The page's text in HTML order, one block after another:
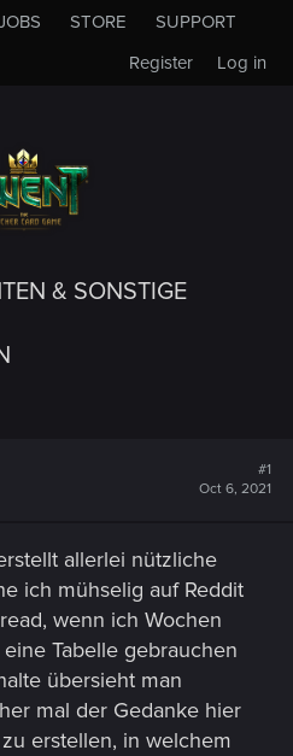
STORE
SUPPORT
Log in
Register
& SONSTIGE
#1
Oct 6, 2021
allerlei nützliche
ich mühselig auf Reddit
wenn ich Wochen
Tabelle gebrauchen
übersieht man
mal der Gedanke hier
erstellen, in welchem